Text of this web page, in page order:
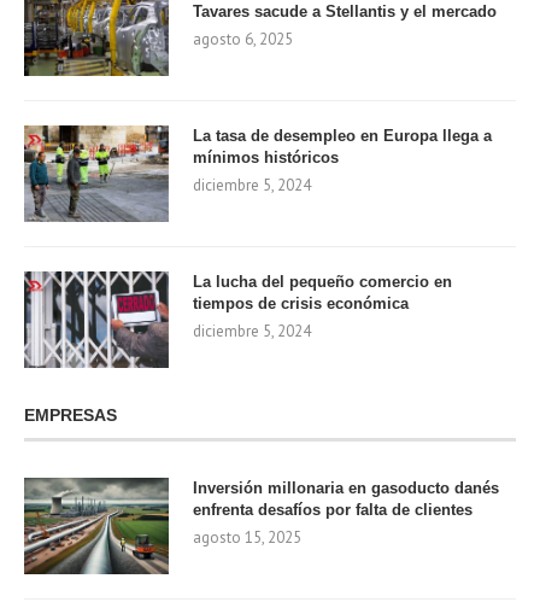
Tavares sacude a Stellantis y el mercado
agosto 6, 2025
La tasa de desempleo en Europa llega a
mínimos históricos
diciembre 5, 2024
La lucha del pequeño comercio en
tiempos de crisis económica
diciembre 5, 2024
EMPRESAS
Inversión millonaria en gasoducto danés
enfrenta desafíos por falta de clientes
agosto 15, 2025